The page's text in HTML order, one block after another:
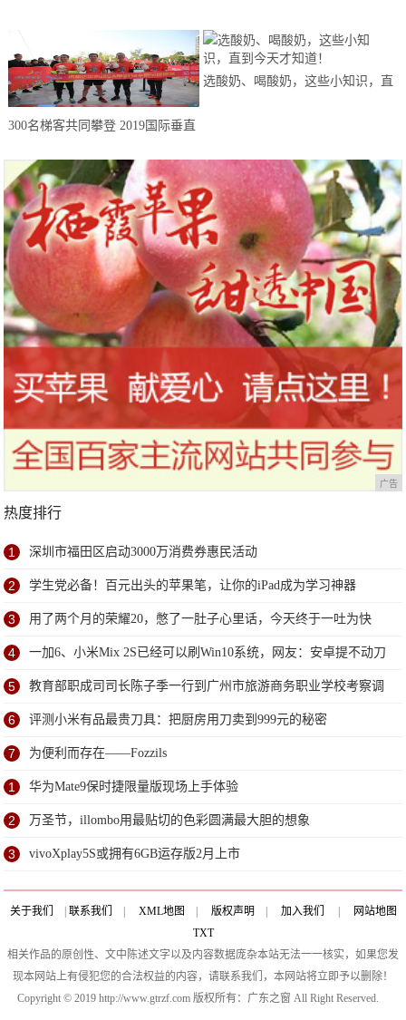
300名梯客共同攀登 2019国际垂直
站欢乐开跑
选酸奶、喝酸奶，这些小知识，直
广告
热度排行
1 深圳市福田区启动3000万消费券惠民活动
2 学生党必备！百元出头的苹果笔，让你的iPad成为学习神器
3 用了两个月的荣耀20，憋了一肚子心里话，今天终于一吐为快
4 一加6、小米Mix 2S已经可以刷Win10系统，网友：安卓提不动刀
了？
5 教育部职成司司长陈子季一行到广州市旅游商务职业学校考察调
研
6 评测小米有品最贵刀具：把厨房用刀卖到999元的秘密
7 为便利而存在——Fozzils
1 华为Mate9保时捷限量版现场上手体验
2 万圣节，illombo用最贴切的色彩圆满最大胆的想象
3 vivoXplay5S或拥有6GB运存版2月上市
关于我们 | 联系我们 | XML地图 | 版权声明 | 加入我们 |
网站地图
TXT
相关作品的原创性、文中陈述文字以及内容数据庞杂本站无法一一核实，如果您发
现本网站上有侵犯您的合法权益的内容，请联系我们，本网站将立即予以删除！
Copyright © 2019 http://www.gtrzf.com 版权所有：广东之窗 All Right Reserved.